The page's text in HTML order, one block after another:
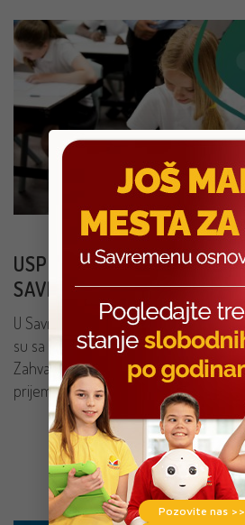
USPEŠNO ODRŽAN
SAVREMENOJ OSNOVNOJ
U Savremenoj osnovnoj školi održan
su sa ispita izašli sa osmehom i
Zahvaljujući sistematičnoj pripremi i
prijemni je prošao bez stresa i
PROČITAJ VIŠE
Pozovite nas >>